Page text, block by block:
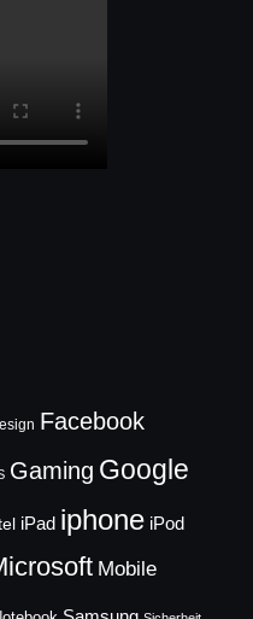
Facebook
Gaming Google
iPad iphone iPod
Mobile